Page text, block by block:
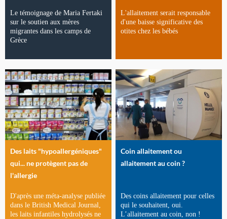
Le témoignage de Maria Fertaki
sur le soutien aux mères
migrantes dans les camps de
Grèce
L'allaitement serait responsable
d'une baisse significative des
otites chez les bébés
Des laits "hypoallergéniques"
qui... ne protègent pas de
l'allergie
D'après une méta-analyse publiée
dans le British Medical Journal,
les laits infantiles hydrolysés ne
Coin allaitement ou
allaitement au coin ?
Des coins allaitement pour celles
qui le souhaitent, oui.
L’allaitement au coin, non !